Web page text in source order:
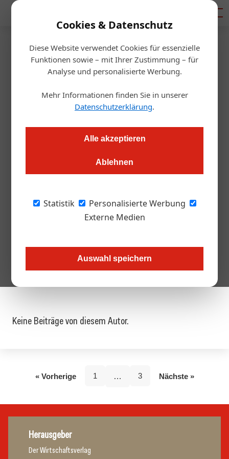
Cookies & Datenschutz
Diese Website verwendet Cookies für essenzielle
Funktionen sowie – mit Ihrer Zustimmung – für
Analyse und personalisierte Werbung.
Mehr Informationen finden Sie in unserer
Datenschutzerklärung.
Alle akzeptieren
Ablehnen
Statistik
Personalisierte Werbung
Externe Medien
Auswahl speichern
Artikel von Von:
Redaktion
Gebäudeinstallation
Von: Redaktion
Gebäudeinstallation
Keine Beiträge von diesem Autor.
« Vorherige 1 … 3 Nächste »
Herausgeber
Der Wirtschaftsverlag